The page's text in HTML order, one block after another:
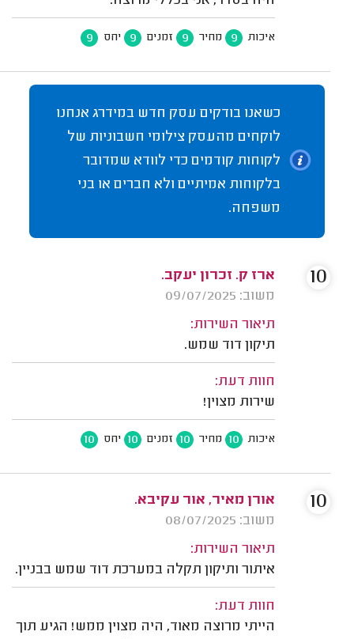
איכות 9 מחיר 9 זמנים 9 יחס 9
כשאנו בודקים עסק חדש במידרג אנחנו
לוקחים מהעסק צילומי חשבוניות של
לקוחות קודמים כדי לוודא שמדובר
בלקוחות אמיתיים ולא חברים או בני
משפחה.
ארז ק. זכרון יעקב.
משוב: 09/07/2025
תיאור השירות:
תיקון דוד שמש.
חוות דעת:
שירות מצוין!
איכות 10 מחיר 10 זמנים 10 יחס 10
10
אורן מאיר, אור עקיבא.
משוב: 08/07/2025
תיאור השירות:
איתור ותיקון תקלה במערכת דוד שמש בבניין.
חוות דעת:
הייתי מרוצה מאוד, היה מצוין ממש! הגיע תוך
10